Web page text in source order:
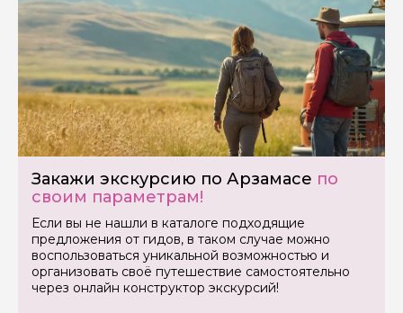
Закажи экскурсию по Арзамасе по
своим параметрам!
Если вы не нашли в каталоге подходящие
предложения от гидов, в таком случае можно
воспользоваться уникальной возможностью и
организовать своё путешествие самостоятельно
через онлайн конструктор экскурсий!